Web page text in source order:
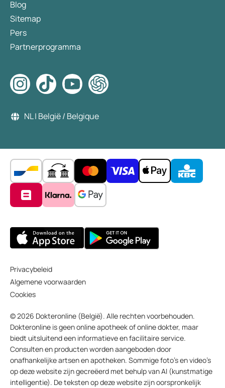
Blog
Sitemap
Pers
Partnerprogramma
NL | België / Belgique
Privacybeleid
Algemene voorwaarden
Cookies
© 2026 Dokteronline (België). Alle rechten voorbehouden.
Dokteronline is geen online apotheek of online dokter, maar
biedt uitsluitend een informatieve en facilitaire service.
Consulten en producten worden aangeboden door
onafhankelijke artsen en apotheken. Sommige foto’s en video’s
op deze website zijn gecreëerd met behulp van AI (kunstmatige
intelligentie). De teksten op deze website zijn oorspronkelijk